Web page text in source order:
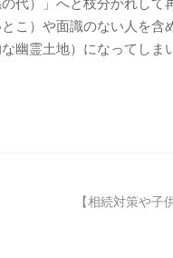
代）」へと枝分かれして
とこ）や面識のない人を
な幽霊土地）になってしま
【相続対策や子